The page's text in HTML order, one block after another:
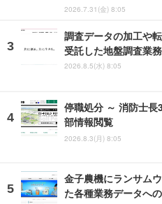
2026.7.31(金) 8:05
調査データの加工や
受託した地盤調査業
2026.8.5(水) 8:05
停職処分 ～ 消防士
部情報閲覧
2026.8.3(月) 8:05
金子農機にランサム
た各種業務データへ